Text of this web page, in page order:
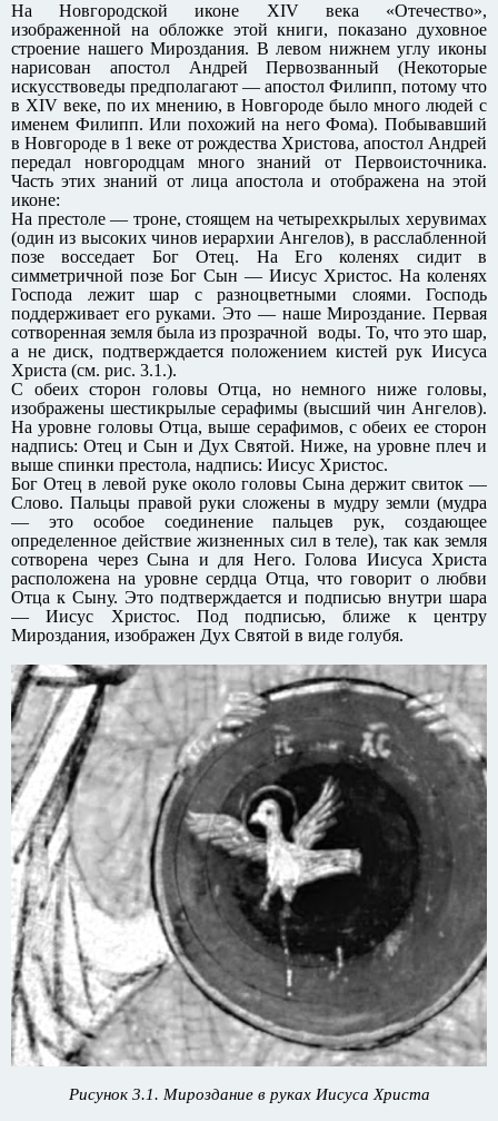
На Новгородской иконе XIV века «Отечество»,
изображенной на обложке этой книги, показано духовное
строение нашего Мироздания. В левом нижнем углу иконы
нарисован апостол Андрей Первозванный (Некоторые
искусствоведы предполагают — апостол Филипп, потому что
в XIV веке, по их мнению, в Новгороде было много людей с
именем Филипп. Или похожий на него Фома). Побывавший
в Новгороде в 1 веке от рождества Христова, апостол Андрей
передал новгородцам много знаний от Первоисточника.
Часть этих знаний от лица апостола и отображена на этой
иконе:
На престоле — троне, стоящем на четырехкрылых херувимах
(один из высоких чинов иерархии Ангелов), в расслабленной
позе восседает Бог Отец. На Его коленях сидит в
симметричной позе Бог Сын — Иисус Христос. На коленях
Господа лежит шар с разноцветными слоями. Господь
поддерживает его руками. Это — наше Мироздание. Первая
сотворенная земля была из прозрачной воды. То, что это шар,
а не диск, подтверждается положением кистей рук Иисуса
Христа (см. рис. 3.1.).
С обеих сторон головы Отца, но немного ниже головы,
изображены шестикрылые серафимы (высший чин Ангелов).
На уровне головы Отца, выше серафимов, с обеих ее сторон
надпись: Отец и Сын и Дух Святой. Ниже, на уровне плеч и
выше спинки престола, надпись: Иисус Христос.
Бог Отец в левой руке около головы Сына держит свиток —
Слово. Пальцы правой руки сложены в мудру земли (мудра
— это особое соединение пальцев рук, создающее
определенное действие жизненных сил в теле), так как земля
сотворена через Сына и для Него. Голова Иисуса Христа
расположена на уровне сердца Отца, что говорит о любви
Отца к Сыну. Это подтверждается и подписью внутри шара
— Иисус Христос. Под подписью, ближе к центру
Мироздания, изображен Дух Святой в виде голубя.
Рисунок 3.1. Мироздание в руках Иисуса Христа